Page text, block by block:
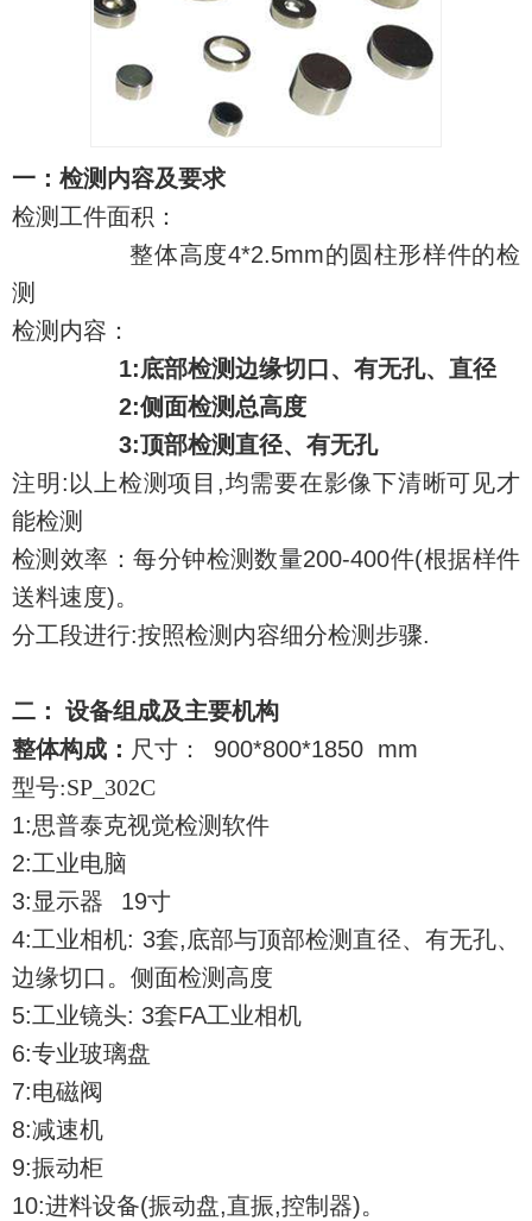
一：检测内容及要求
检测工件面积：
整体高度4*2.5mm的圆柱形样件的检
测
检测内容：
1:底部检测边缘切口、有无孔、直径
2:侧面检测总高度
3:顶部检测直径、有无孔
注明 : 以上检测项目 ,均需要在影像下清晰可见才
能检测
检测效率：每分钟检测数量200-400件(根据样件
送料速度)。
分工段进行:按照检测内容细分检测步骤.
二： 设备组成及主要机构
整体构成： 尺寸： 900*800*1850 mm
型号:SP_302C
1:思普泰克视觉检测软件
2:工业电脑
3:显示器 19寸
4:工业相机: 3套,底部与顶部检测直径、有无孔、
边缘切口。侧面检测高度
5:工业镜头: 3套FA工业相机
6:专业玻璃盘
7:电磁阀
8:减速机
9:振动柜
10:进料设备(振动盘,直振,控制器)。